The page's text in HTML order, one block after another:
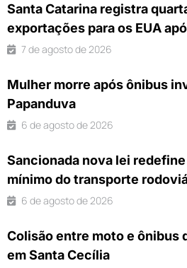
Santa Catarina registra
exportações para os EUA
7 de agosto de 2026
Mulher morre após ônibus
Papanduva
6 de agosto de 2026
Sancionada nova lei
mínimo do transporte
6 de agosto de 2026
Colisão entre moto e ônibus
em Santa Cecília